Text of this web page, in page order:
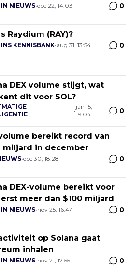
NIEUWS•dec 22, 14:03 0
Raydium (RAY)?
KENNISBANK•aug 31, 13:54 0
DEX volume stijgt, wat
dit voor SOL?
•
jan 15,
19:03
0
bereikt record van
miljard in december
•dec 30, 18:28 0
DEX-volume bereikt voor
meer dan $100 miljard
NIEUWS•nov 25, 16:47 0
op Solana gaat
inhalen
NIEUWS•nov 21, 17:55 0